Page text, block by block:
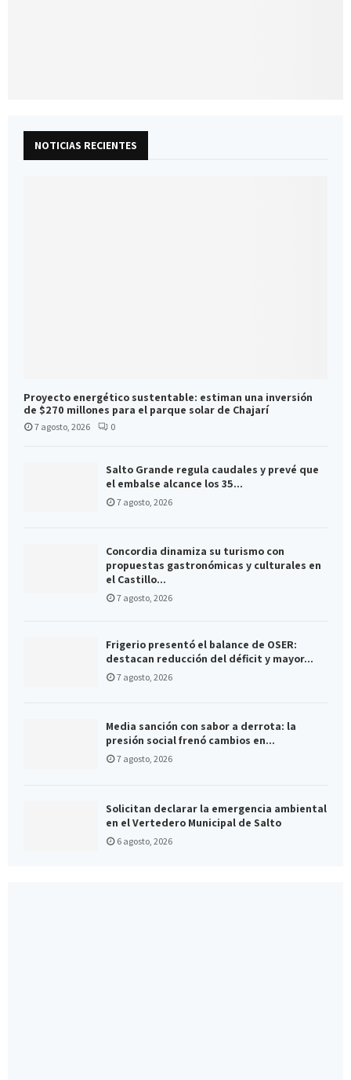
NOTICIAS RECIENTES
Proyecto energético sustentable: estiman una inversión
de $270 millones para el parque solar de Chajarí
7 agosto, 2026 0
Salto Grande regula caudales y prevé que
el embalse alcance los 35...
7 agosto, 2026
Concordia dinamiza su turismo con
propuestas gastronómicas y culturales en
el Castillo...
7 agosto, 2026
Frigerio presentó el balance de OSER:
destacan reducción del déficit y mayor...
7 agosto, 2026
Media sanción con sabor a derrota: la
presión social frenó cambios en...
7 agosto, 2026
Solicitan declarar la emergencia ambiental
en el Vertedero Municipal de Salto
6 agosto, 2026